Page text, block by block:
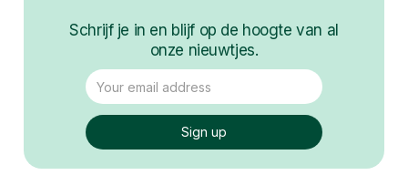
Schrijf je in en blijf op de hoogte van al
onze nieuwtjes.